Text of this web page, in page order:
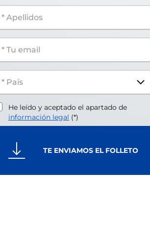
He leído y aceptado el apartado de
información legal (*)
TE ENVIAMOS EL FOLLETO